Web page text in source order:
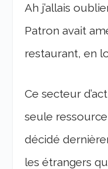
Ah j’allais
Patron avait
restaurant, en
Ce secteur
seule
décidé
les étrangers